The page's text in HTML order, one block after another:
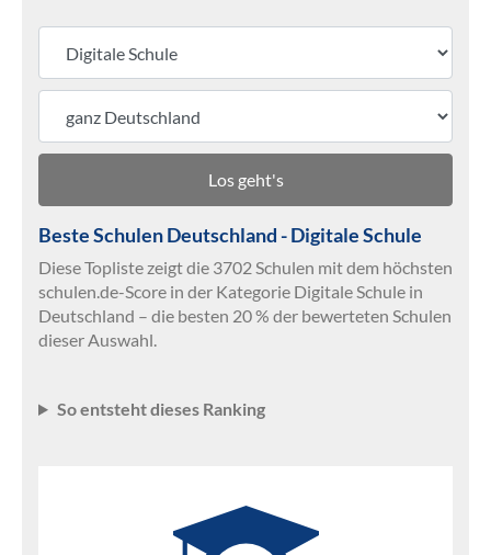
Los geht's
Beste Schulen Deutschland - Digitale Schule
Diese Topliste zeigt die 3702 Schulen mit dem höchsten
schulen.de-Score in der Kategorie Digitale Schule in
Deutschland – die besten 20 % der bewerteten Schulen
dieser Auswahl.
So entsteht dieses Ranking